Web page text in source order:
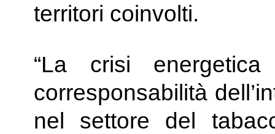
territori coinvolti.
“La crisi
corresponsabilità
nel settore del